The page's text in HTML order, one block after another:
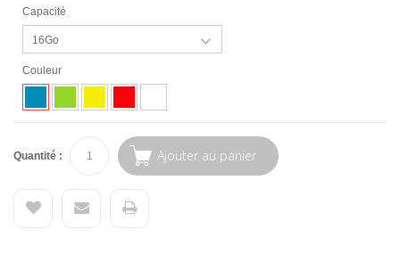
Capacité
16Go
Couleur
Quantité : Ajouter au panier